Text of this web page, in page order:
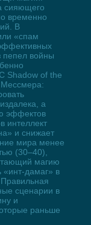
сияющего
временно
В
«спам
пепел войны
Shadow of the
а
эффектов
интеллект
и снижает
мира менее
(30–40),
магию
«инт-дамаг» в
сценарии в
и
раньше